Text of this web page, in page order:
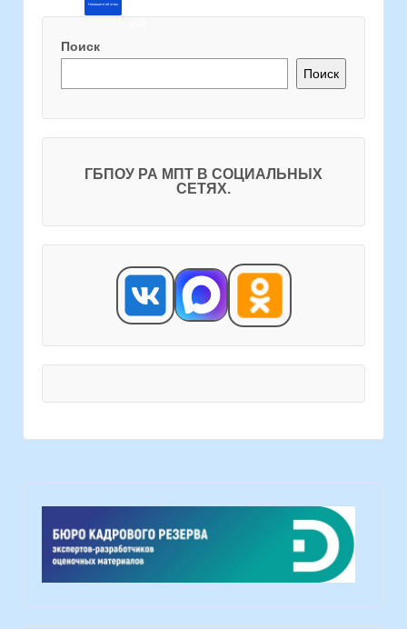
Напишите об этом
Поиск
Поиск
ГБПОУ РА МПТ В СОЦИАЛЬНЫХ
СЕТЯХ.